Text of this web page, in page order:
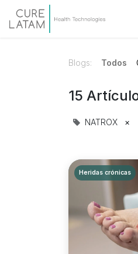
Blogs: Todos
15
NATROX ×
Heridas crónicas